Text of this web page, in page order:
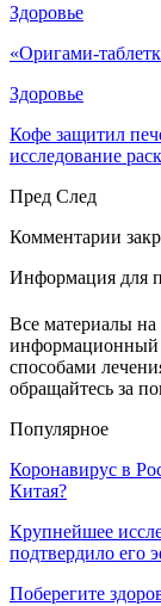
Здоровье
«Оригами-
Здоровье
Кофе защитил
исследование
Пред След
Комментарии
Информация для
Все материалы на
информационный
способами
обращайтесь за
Популярное
Коронавирус в
Китая?
Крупнейшее
подтвердило его
Поберегите